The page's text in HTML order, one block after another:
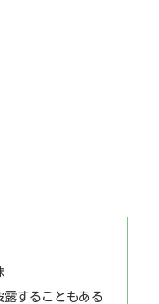
することもある